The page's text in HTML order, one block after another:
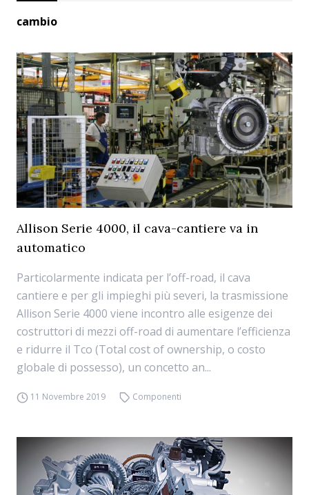
cambio
Allison Serie 4000, il cava-cantiere va in
automatico
Particolarmente indicata per l’off-road, il cava
cantiere e per gli impieghi più severi, la trasmissione
Allison Serie 4000 viene incontro alle esigenze dei
costruttori di mezzi off-road di aumentare l’efficienza
e ridurre il Tco (Total cost of ownership, o costo
globale di possesso), un concetto an...
11 Novembre 2019 Componenti